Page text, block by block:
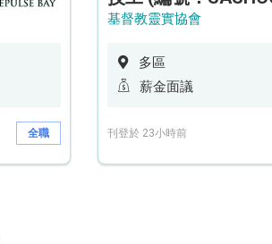
全職
基督教靈實協會
多區
薪金面議
刊登於 23小時前